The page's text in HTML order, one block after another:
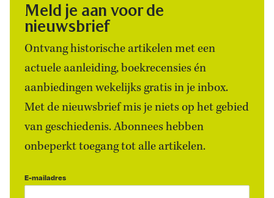
Meld je aan voor de
nieuwsbrief
Ontvang historische artikelen met een
actuele aanleiding, boekrecensies én
aanbiedingen wekelijks gratis in je inbox.
Met de nieuwsbrief mis je niets op het gebied
van geschiedenis. Abonnees hebben
onbeperkt toegang tot alle artikelen.
E-mailadres